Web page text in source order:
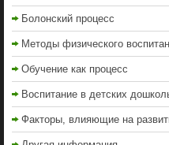
Болонский процесс
Методы физического
Обучение как процесс
Воспитание в детских
Факторы, влияющие на